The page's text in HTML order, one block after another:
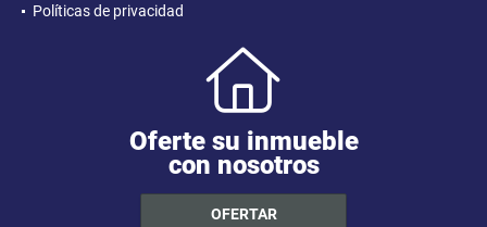
Políticas de privacidad
Oferte su inmueble
con nosotros
OFERTAR